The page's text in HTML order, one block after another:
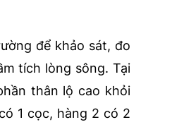
để khảo sát, đo
tích lòng sông. Tại
thân lộ cao khỏi
1 cọc, hàng 2 có 2